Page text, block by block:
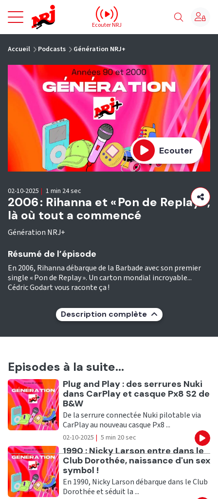
NRJ - Accueil
Ecouter NRJ
Accueil Podcasts Génération NRJ+
Ecouter
2006 : Rihanna et « Pon de Replay »,
là où tout a commencé
Génération NRJ+
02-10-2025 | 1 min 24 sec
Résumé de l’épisode
En 2006, Rihanna débarque de la Barbade avec son premier
single « Pon de Replay ». Un carton mondial incroyable...
Cédric Godart vous raconte ça !
Description complète
Episodes à la suite...
Ecouter
Plug and Play : des serrures Nuki
dans CarPlay et casque Px8 S2 de
B&W
De la serrure connectée Nuki pilotable via
CarPlay au nouveau casque Px8 ...
02-10-2025 | 5 min 20 sec
Ecouter
1990 : Nicky Larson entre dans le
Club Dorothée, naissance d'un sex
symbol !
En 1990, Nicky Larson débarque dans le Club
Dorothée et séduit la ...